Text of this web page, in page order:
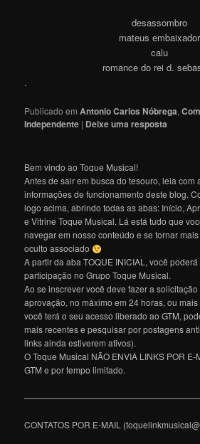
desassombro
mateus embaixador
calu
romance do rei d.
.
Publicado em Antonio Carlos Nóbrega,
Independente | Deixe uma resposta
Bem vindo ao Toque Musical!
Antes de sair em busca do tesouro, leia com
informações de funcionamento deste blog.
logo acima, abrindo todas as abas: Início,
e Vitrine Toque Musical. Lá está tudo que
navegar em nosso conteúdo e se tornar
oculto associado
A partir da aba TOQUE INICIAL, você
participação no Grupo Toque Musical.
Ao se inscrever você deve fazer a
aprovação, no máximo em 24 horas, ou mais
você terá o seu acesso liberado ao GTM,
mais recentes e pesquisar por postagens
links ainda estiverem ativos).
O Toque Musical NÃO ENVIA LINKS POR
GTM e por tempo limitado.
CONTATOS POR E-MAIL